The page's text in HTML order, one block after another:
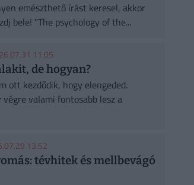
emészthető írást keresel, akkor
bele! "The psychology of the...
11:05
de hogyan?
ott kezdődik, hogy elengeded.
valami fontosabb lesz a
13:52
tévhitek és mellbevágó